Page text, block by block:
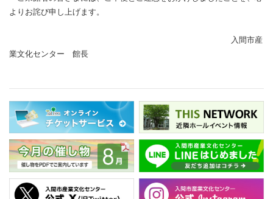
よりお詫び申し上げます。
入間市産
業文化センター 館長